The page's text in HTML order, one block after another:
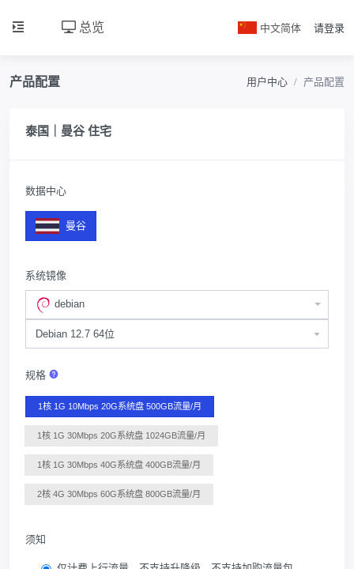
总览 中文简体 请登录
产品配置 用户中心 产品配置
泰国｜曼谷 住宅
数据中心
曼谷
系统镜像
debian
规格
1核 1G 10Mbps 20G系统盘 500GB流量/月
1核 1G 30Mbps 20G系统盘 1024GB流量/月
1核 1G 30Mbps 40G系统盘 400GB流量/月
2核 4G 30Mbps 60G系统盘 800GB流量/月
须知